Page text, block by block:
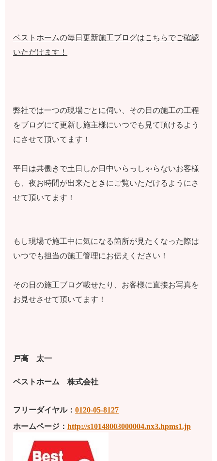
ベストホームの毎日更新施工ブログはこちらでご確認
いただけます！
弊社では一つの現場ごとに伺い、その日の施工の工程
をブログにて更新し施主様にいつでも見て頂けるよう
にさせて頂いてます！
平日は共働きで土日しか日中いらっしゃらないお客様
も、夜お時間が出来たときにご覧いただけるようにさ
せて頂いてます！
もし現場で施工中に気になる箇所が見たくなった際は
いつでも担当の施工管理にお伝えください！
その日の施工ブログ載せたり、お客様に直接お写真を
お見せさせて頂いてます！
戸髙 太一
ベストホーム 株式会社
フリーダイヤル：0120-05-8127
ホームページ：http://s10148003000004.nx3.hpms1.jp